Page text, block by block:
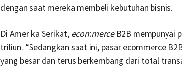
dengan saat mereka membeli kebutuhan bisnis.
Di Amerika Serikat, ecommerceB2B mempunyai
triliun. “Sedangkan saat ini, pasar ecommerce
yang besar dan terus berkembang dari total